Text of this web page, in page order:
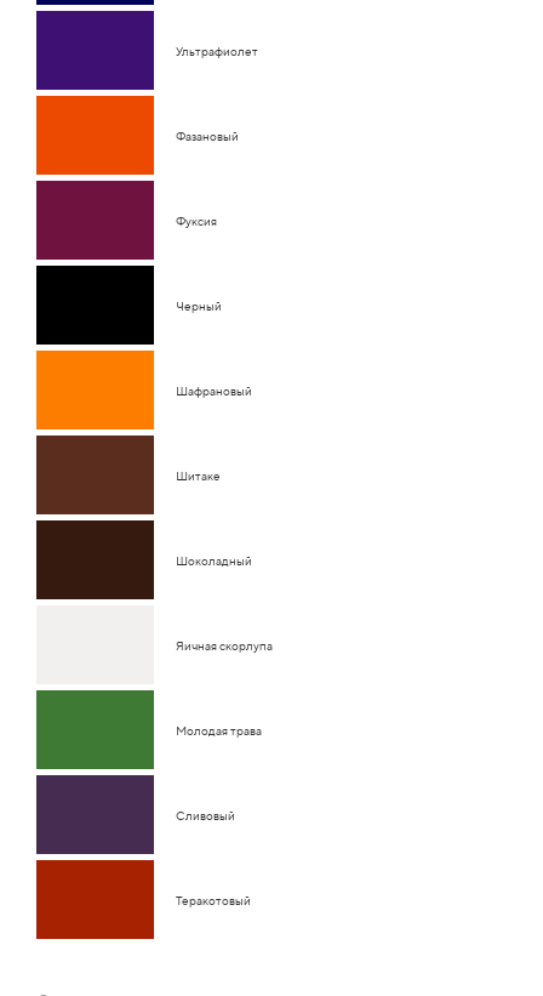
Ультрафиолет
Фазановый
Фуксия
Черный
Шафрановый
Шитаке
Шоколадный
Яичная скорлупа
Молодая трава
Сливовый
Теракотовый